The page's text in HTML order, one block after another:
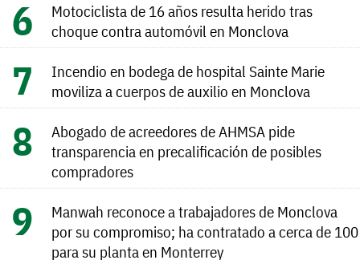
Motociclista de 16 años resulta herido tras
choque contra automóvil en Monclova
Incendio en bodega de hospital Sainte Marie
moviliza a cuerpos de auxilio en Monclova
Abogado de acreedores de AHMSA pide
transparencia en precalificación de posibles
compradores
Manwah reconoce a trabajadores de Monclova
por su compromiso; ha contratado a cerca de 100
para su planta en Monterrey